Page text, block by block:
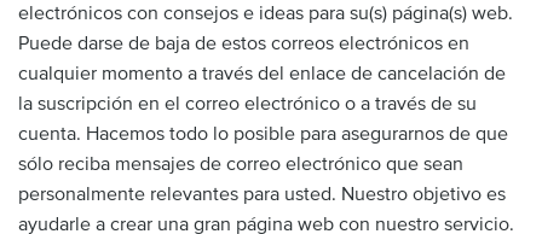
electrónicos con consejos e ideas para su(s) página(s) web.
Puede darse de baja de estos correos electrónicos en
cualquier momento a través del enlace de cancelación de
la suscripción en el correo electrónico o a través de su
cuenta. Hacemos todo lo posible para asegurarnos de que
sólo reciba mensajes de correo electrónico que sean
personalmente relevantes para usted. Nuestro objetivo es
ayudarle a crear una gran página web con nuestro servicio.